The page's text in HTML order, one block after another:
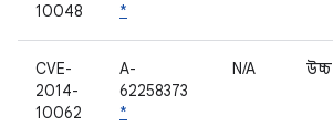
10048
*
CVE-
2014-
10062
A-
62258373
*
N/A উচ্চ